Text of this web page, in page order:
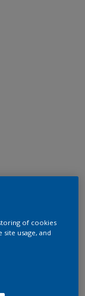
of cookies
usage, and